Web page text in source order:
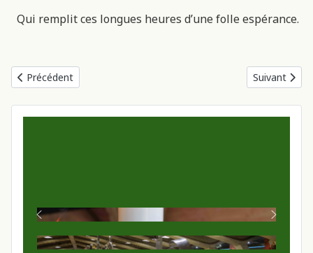
Qui remplit ces longues heures d’une folle espérance.
Article précédent : Prière_10
Précédent Article
Suivant